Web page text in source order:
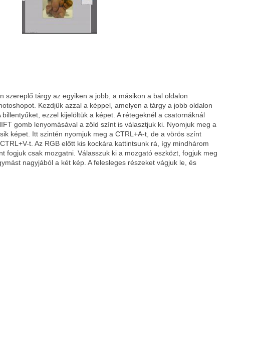
Google
szereplő tárgy az egyiken a jobb, a másikon a bal oldalon
Kezdjük azzal a képpel, amelyen a tárgy a jobb oldalon
ezzel kijelöltük a képet. A rétegeknél a csatornáknál
gomb lenyomásával a zöld színt is választjuk ki. Nyomjuk meg a
képet. Itt szintén nyomjuk meg a CTRL+A-t, de a vörös színt
t. Az RGB előtt kis kockára kattintsunk rá, így mindhárom
fogjuk csak mozgatni. Válasszuk ki a mozgató eszközt, fogjuk meg
nagyjából a két kép. A felesleges részeket vágjuk le, és